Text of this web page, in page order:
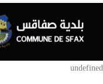
undefined